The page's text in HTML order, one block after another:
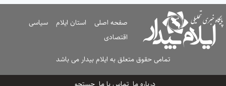
صفحه اصلی استان ایلام
سیاسی
اقتصادی
تمامی حقوق متعلق به ایلام بیدار می باشد